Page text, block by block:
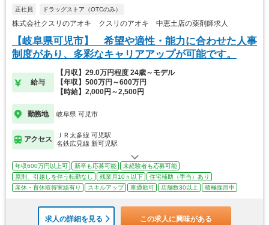
正社員 ドラッグストア（OTCのみ）
株式会社クスリのアオキ クスリのアオキ 中恵土店の薬剤師求人
【岐阜県可児市】 希望や適性・能力に合わせた人事
制度があり、多彩なキャリアアップが可能です。
給与
【月収】29.0万円程度 24歳～モデル
【年収】500万円～600万円
【時給】2,000円～2,500円
勤務地 岐阜県 可児市
アクセス
ＪＲ太多線 可児駅
名鉄広見線 新可児駅
年収600万円以上可 新卒も応募可能
未経験者も応募可能
原則、引越しを伴う転勤なし
残業月10ｈ以下
住宅補助（手当）あり
産休・育休取得実績有り
スキルアップ 車通勤可 店舗数30以上 積極採用中
求人の詳細を見る この求人に興味がある